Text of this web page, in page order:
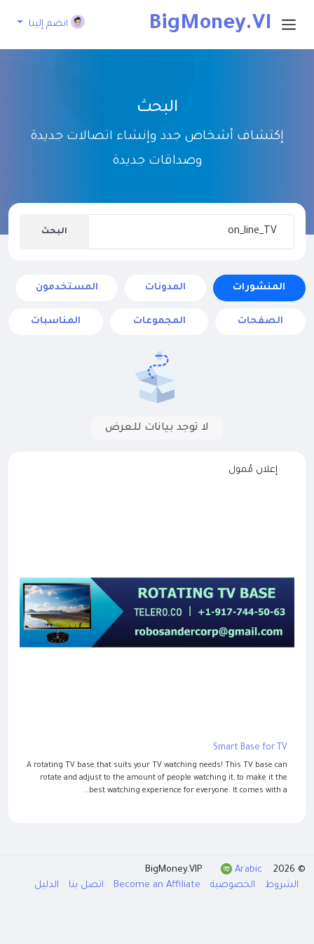
BigMoney.VI انضم إلينا
البحث
إكتشاف أشخاص جدد وإنشاء اتصالات جديدة
وصداقات جديدة
البحث
المنشورات المدونات المستخدمون
الصفحات المجموعات المناسبات
لا توجد بيانات للعرض
إعلان مُمول
Smart Base for TV
A rotating TV base that suits your TV watching needs! This TV base can
rotate and adjust to the amount of people watching it, to make it the
best watching experience for everyone. It comes with a...
© 2026 BigMoney.VIP
Arabic
الشروط
الخصوصية Become an Affiliate اتصل بنا الدليل